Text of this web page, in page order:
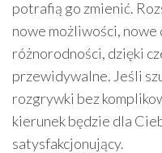
potrafią go zmienić.
nowe możliwości, nowe
różnorodności, dzięki
przewidywalne. Jeśli
rozgrywki bez
kierunek będzie dla
satysfakcjonujący.